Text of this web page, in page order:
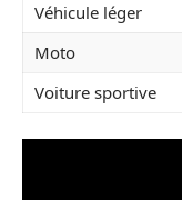
Véhicule léger
Moto
Voiture sportive